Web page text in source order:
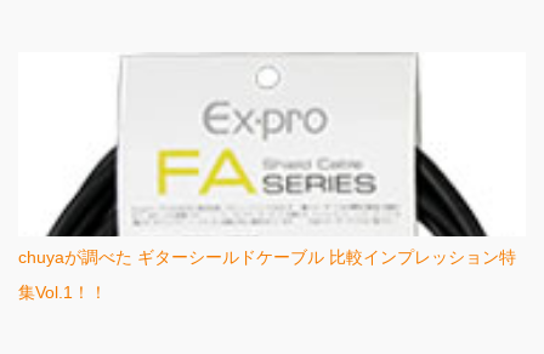
chuyaが調べた ギターシールドケーブル 比較インプレッション特
集Vol.1！！